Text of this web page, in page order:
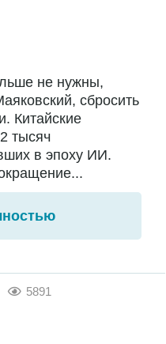
не нужны,
сбросить
Китайские
тысяч
в эпоху ИИ.
5891